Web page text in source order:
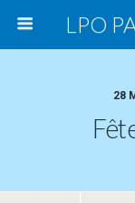
28